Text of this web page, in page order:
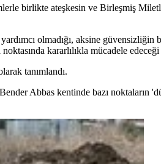
birlikte ateşkesin ve Birleşmiş
olmadığı, aksine güvensizliğin
kararlılıkla mücadele
tanımlandı.
Abbas kentinde bazı noktaların